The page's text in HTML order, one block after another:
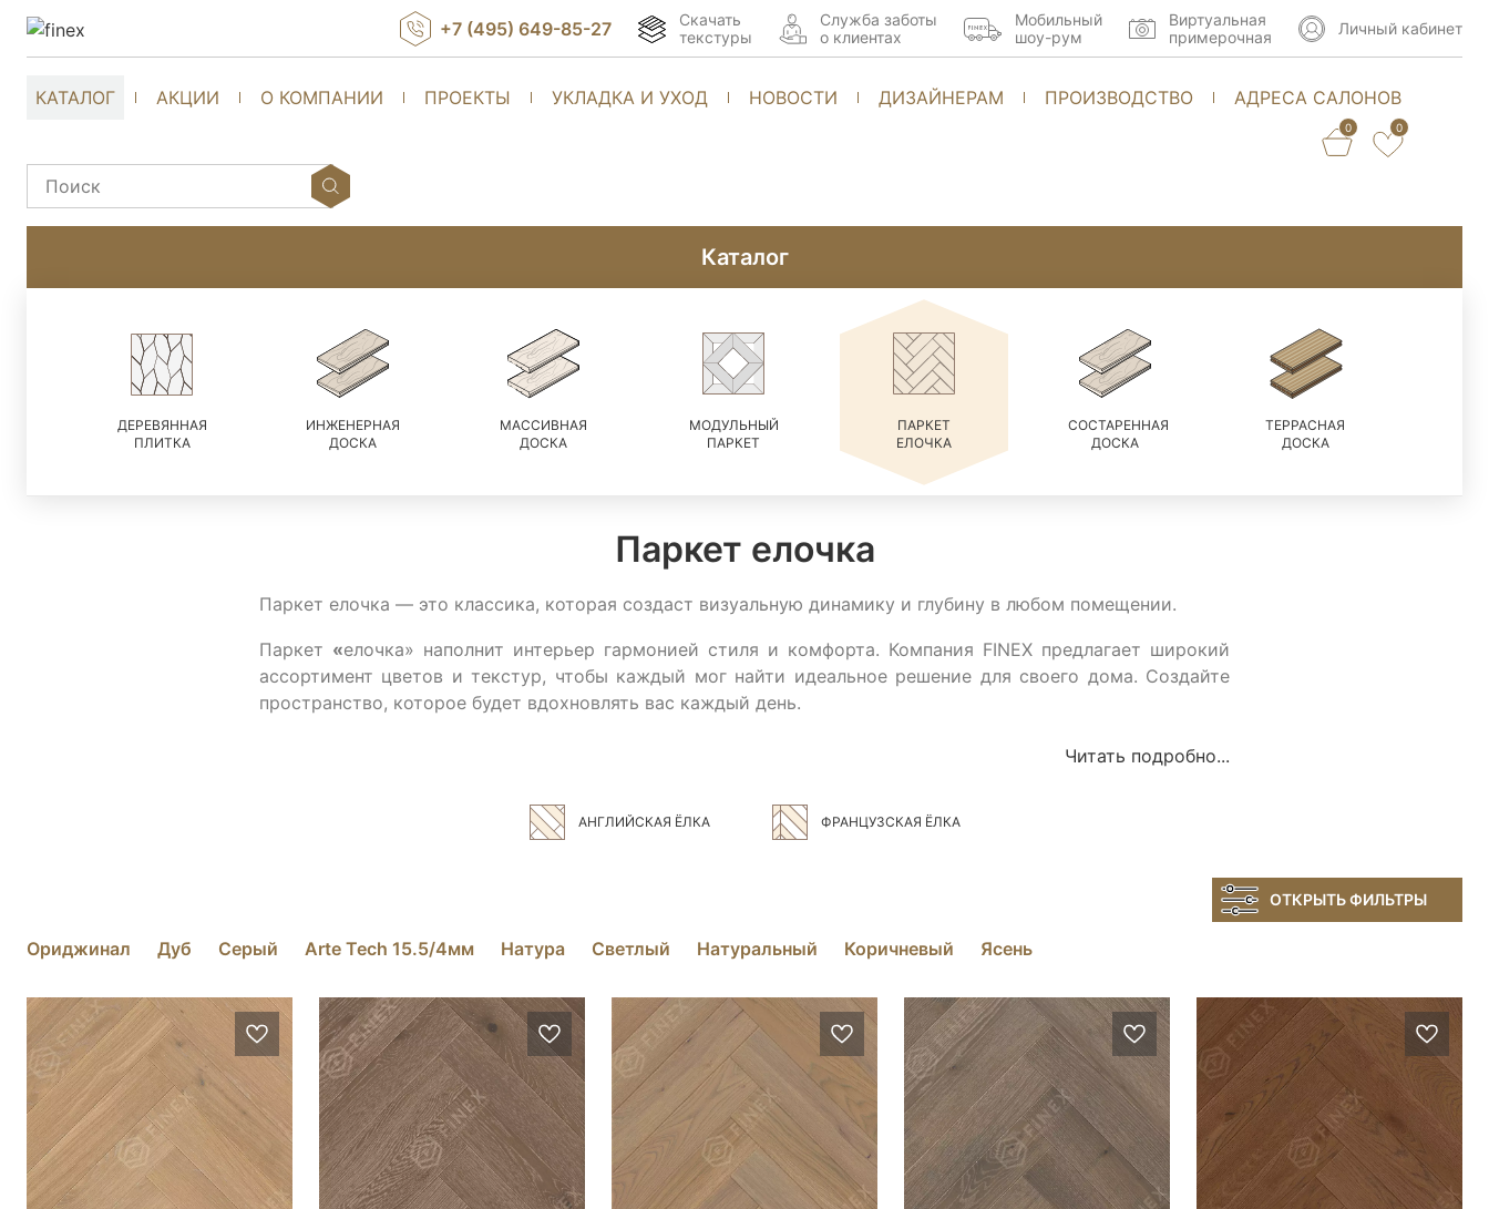
КАТАЛОГ АКЦИИ О КОМПАНИИ ПРОЕКТЫ УКЛАДКА И УХОД НОВОСТИ ДИЗАЙНЕРАМ ПРОИЗВОДСТВО АДРЕСА САЛОНОВ
0 0
+7 (495) 649-85-27
Скачать
текстуры
Cлужба заботы
о клиентах
Мобильный
шоу-рум
Виртуальная
примерочная
Личный кабинет
Каталог
ДЕРЕВЯННАЯ
ПЛИТКА
ИНЖЕНЕРНАЯ
ДОСКА
МАССИВНАЯ
ДОСКА
МОДУЛЬНЫЙ
ПАРКЕТ
ПАРКЕТ
ЕЛОЧКА
СОСТАРЕННАЯ
ДОСКА
ТЕРРАСНАЯ
ДОСКА
Паркет елочка
Паркет елочка — это классика, которая создаст визуальную динамику и глубину в любом помещении.
Паркет «елочка» наполнит интерьер гармонией стиля и комфорта. Компания FINEX предлагает широкий
ассортимент цветов и текстур, чтобы каждый мог найти идеальное решение для своего дома. Создайте
пространство, которое будет вдохновлять вас каждый день.
Читать подробно...
АНГЛИЙСКАЯ ЁЛКА ФРАНЦУЗСКАЯ ЁЛКА
ОТКРЫТЬ ФИЛЬТРЫ
Ориджинал Дуб Серый Arte Tech 15.5/4мм Натура Светлый Натуральный Коричневый Ясень